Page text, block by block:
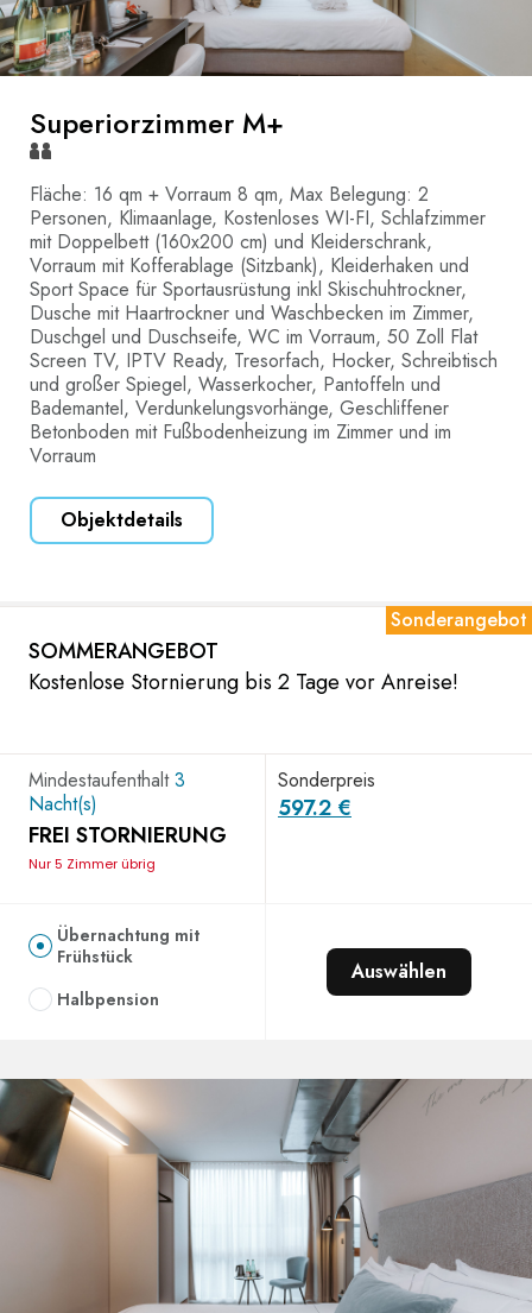
Superiorzimmer M+
Fläche: 16 qm + Vorraum 8 qm, Max Belegung: 2
Personen, Klimaanlage, Kostenloses WI-FI, Schlafzimmer
mit Doppelbett (160x200 cm) und Kleiderschrank,
Vorraum mit Kofferablage (Sitzbank), Kleiderhaken und
Sport Space für Sportausrüstung inkl Skischuhtrockner,
Dusche mit Haartrockner und Waschbecken im Zimmer,
Duschgel und Duschseife, WC im Vorraum, 50 Zoll Flat
Screen TV, IPTV Ready, Tresorfach, Hocker, Schreibtisch
und großer Spiegel, Wasserkocher, Pantoffeln und
Bademantel, Verdunkelungsvorhänge, Geschliffener
Betonboden mit Fußbodenheizung im Zimmer und im
Vorraum
Objektdetails
SOMMERANGEBOT
Sonderangebot
Kostenlose Stornierung bis 2 Tage vor Anreise!
Mindestaufenthalt3
Nacht(s)
FREI STORNIERUNG
Nur 5 Zimmer übrig
Sonderpreis
597.2 €
Übernachtung mit
Frühstück
Halbpension
Auswählen